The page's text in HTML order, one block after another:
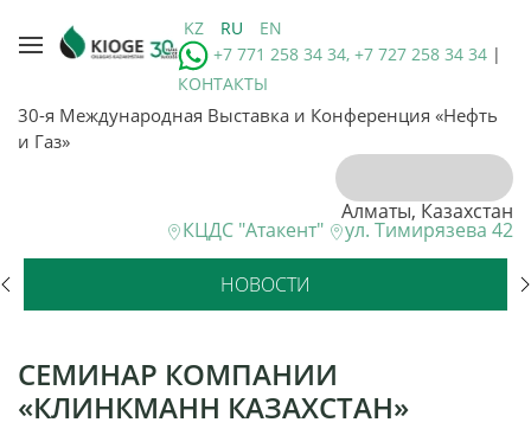
KZ RU
EN
+7 771 258 34 34, +7 727 258 34 34 |
КОНТАКТЫ
30-я Международная Выставка и Конференция «Нефть
и Газ»
Алматы, Казахстан
КЦДС "Атакент" ул. Тимирязева 42
НОВОСТИ
СЕМИНАР КОМПАНИИ
«КЛИНКМАНН КАЗАХСТАН»